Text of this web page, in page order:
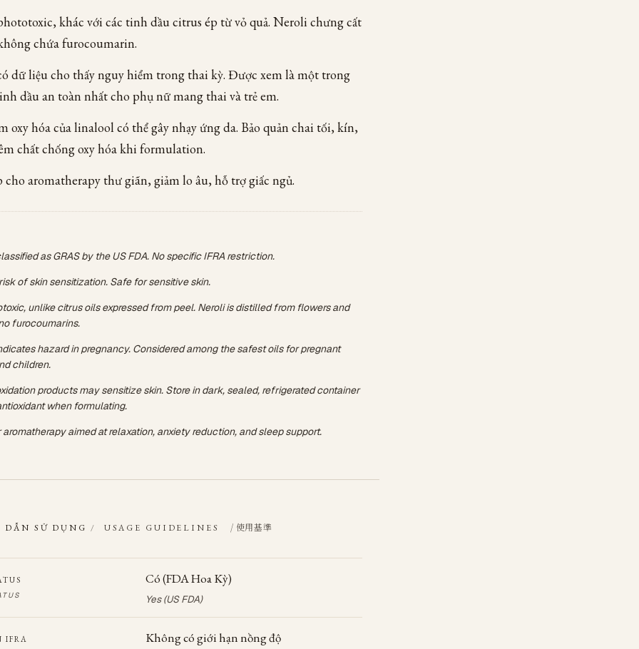
khác với các tinh dầu citrus ép từ vỏ quả. Neroli chưng cất
chứa furocoumarin.
dữ liệu cho thấy nguy hiểm trong thai kỳ. Được xem là một trong
dầu an toàn nhất cho phụ nữ mang thai và trẻ em.
oxy hóa của linalool có thể gây nhạy ứng da. Bảo quản chai tối, kín,
chất chống oxy hóa khi formulation.
cho aromatherapy thư giãn, giảm lo âu, hỗ trợ giấc ngủ.
as GRAS by the US FDA. No specific IFRA restriction.
of skin sensitization. Safe for sensitive skin.
unlike citrus oils expressed from peel. Neroli is distilled from flowers and
furocoumarins.
hazard in pregnancy. Considered among the safest oils for pregnant
children.
products may sensitize skin. Store in dark, sealed, refrigerated container
when formulating.
aimed at relaxation, anxiety reduction, and sleep support.
DẪN SỬ DỤNG / USAGE GUIDELINES / 使用基準
Có (FDA Hoa Kỳ)
Yes (US FDA)
IFRA Không có giới hạn nồng độ